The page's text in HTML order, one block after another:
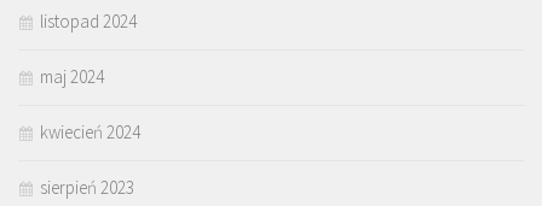
listopad 2024
maj 2024
kwiecień 2024
sierpień 2023